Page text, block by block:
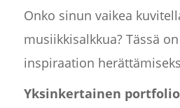
Onko sinun vaikea
musiikkisalkkua? Tässä
inspiraation
Yksinkertainen